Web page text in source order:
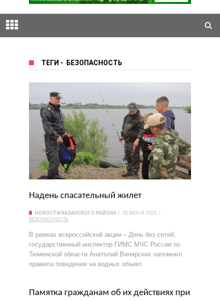
ТЕГИ - БЕЗОПАСНОСТЬ
Надень спасательный жилет
НОВОСТИ КАЗАНСКОГО РАЙОНА
25 ИЮНЯ 2025
БЕЗОПАСНОСТЬ
В рамках всероссийской акции – День без сетей,
государственный инспектор ГИМС МЧС России по
Тюменской области Анатолий Винярских напомнил
правила поведения на водных объект.
Памятка гражданам об их действиях при